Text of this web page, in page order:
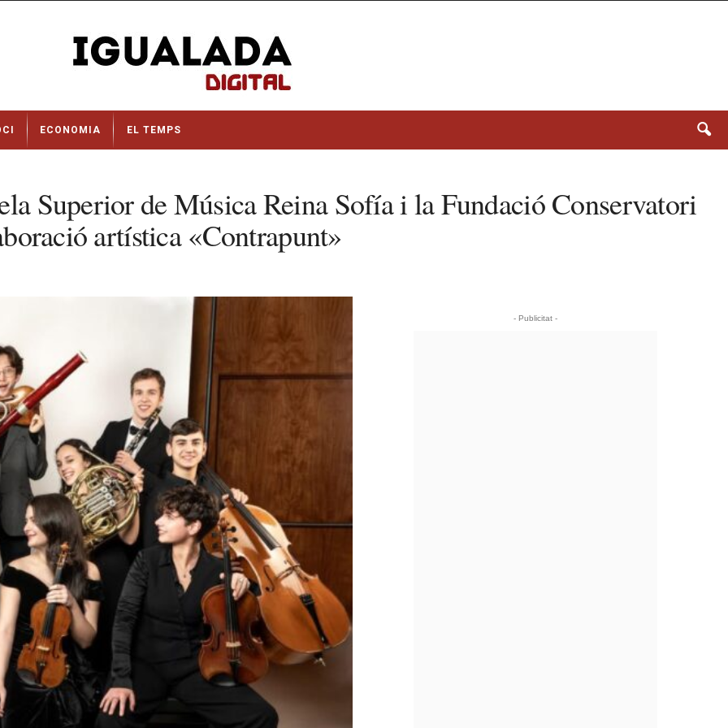
ECONOMIA EL TEMPS
Superior de Música Reina Sofía i la Fundació Conservatori
artística «Contrapunt»
- Publicitat -